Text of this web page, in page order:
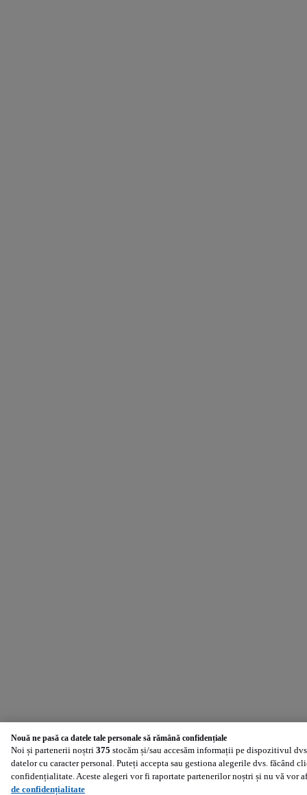
Nouă ne pasă ca datele tale personale să rămână confidențiale
Noi și partenerii noștri 375 stocăm și/sau accesăm informații pe dispozitivul
datelor cu caracter personal. Puteți accepta sau gestiona alegerile dvs. făcând
confidențialitate. Aceste alegeri vor fi raportate partenerilor noștri și nu vă vor
de confidențialitate